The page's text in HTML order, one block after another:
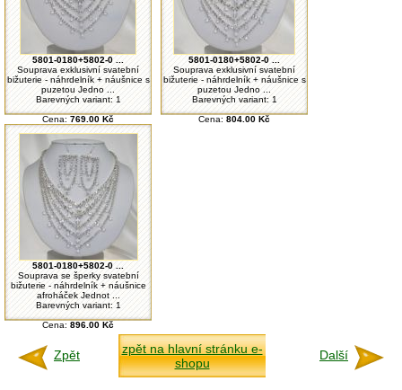
5801-0180+5802-0 ...
Souprava exklusivní svatební
bižuterie - náhrdelník + náušnice s
puzetou Jedno ...
Barevných variant: 1
Cena: 769.00 Kč
5801-0180+5802-0 ...
Souprava exklusivní svatební
bižuterie - náhrdelník + náušnice s
puzetou Jedno ...
Barevných variant: 1
Cena: 804.00 Kč
5801-0180+5802-0 ...
Souprava se šperky svatební
bižuterie - náhrdelník + náušnice
afroháček Jednot ...
Barevných variant: 1
Cena: 896.00 Kč
Zpět
zpět na hlavní stránku e-
shopu
Další